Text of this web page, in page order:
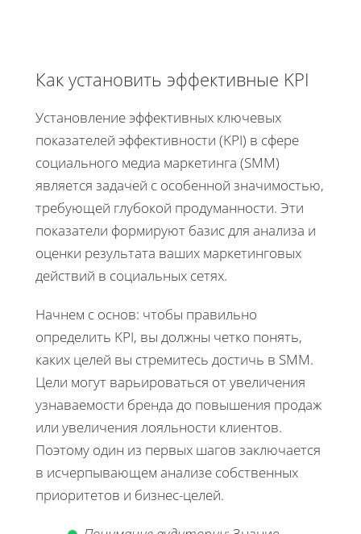
Как установить эффективные KPI
Установление эффективных ключевых
показателей эффективности (KPI) в сфере
социального медиа маркетинга (SMM)
является задачей с особенной значимостью,
требующей глубокой продуманности. Эти
показатели формируют базис для анализа и
оценки результата ваших маркетинговых
действий в социальных сетях.
Начнем с основ: чтобы правильно
определить KPI, вы должны четко понять,
каких целей вы стремитесь достичь в SMM.
Цели могут варьироваться от увеличения
узнаваемости бренда до повышения продаж
или увеличения лояльности клиентов.
Поэтому один из первых шагов заключается
в исчерпывающем анализе собственных
приоритетов и бизнес-целей.